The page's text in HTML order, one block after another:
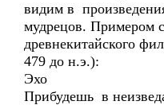
видим в
мудрецов. Примером
древнекитайского
479 до н.э.):
Эхо
Прибудешь в